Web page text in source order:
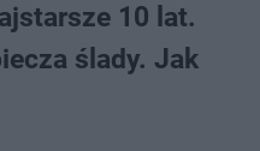
10 lat.
ślady. Jak